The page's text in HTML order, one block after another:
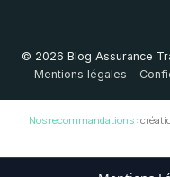
© 2026 Blog Assurance
Mentions légales
Nos recommandations :